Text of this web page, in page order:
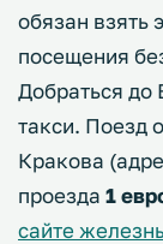
обязан взять
посещения
Добраться
такси. Поезд
Кракова
проезда 1
сайте